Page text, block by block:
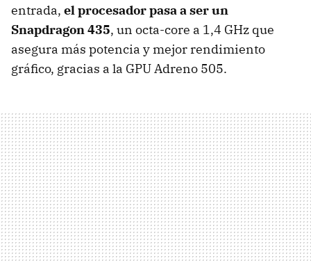
entrada, el procesador pasa a ser un
Snapdragon 435, un octa-core a 1,4 GHz que
asegura más potencia y mejor rendimiento
gráfico, gracias a la GPU Adreno 505.